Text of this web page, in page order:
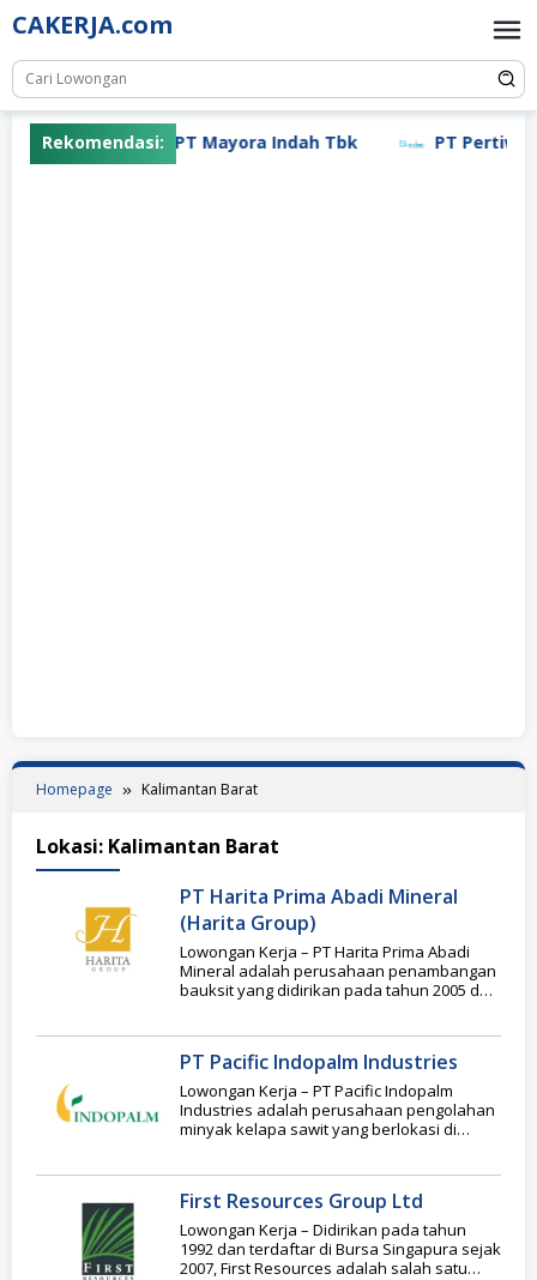
Skip
to
content
CAKERJA.com
Rekomendasi:PT Mayora Indah Tbk PT Pertiwi
Homepage Kalimantan Barat
Lokasi: Kalimantan Barat
PT Harita Prima Abadi Mineral
(Harita Group)
Lowongan Kerja – PT Harita Prima Abadi
Mineral adalah perusahaan penambangan
bauksit yang didirikan pada tahun 2005 dan
PT Pacific Indopalm Industries
Lowongan Kerja – PT Pacific Indopalm
Industries adalah perusahaan pengolahan
minyak kelapa sawit yang berlokasi di
First Resources Group Ltd
Lowongan Kerja – Didirikan pada tahun
1992 dan terdaftar di Bursa Singapura sejak
2007, First Resources adalah salah satu